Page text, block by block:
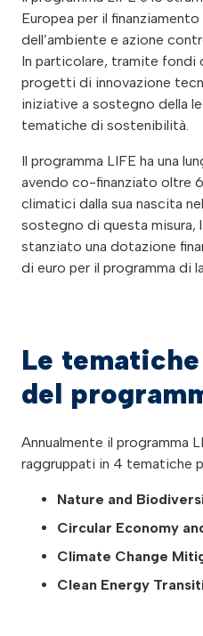
Europea per il
dell’ambiente e azione
In particolare, tramite fondi
progetti di innovazione
iniziative a sostegno della
tematiche di sostenibilità.
Il programma LIFE ha una
avendo co-finanziato oltre
climatici dalla sua nascita
sostegno di questa misura,
stanziato una dotazione
di euro per il programma di
Le
del
Annualmente il programma
raggruppati in 4 tematiche
Nature and
Circular Economy
Climate Change
Clean Energy